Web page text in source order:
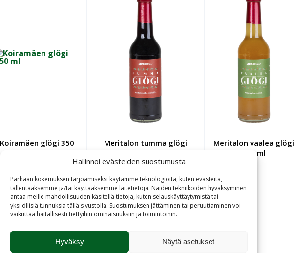
Hallinnoi evästeiden suostumusta
Parhaan kokemuksen tarjoamiseksi käytämme teknologioita, kuten evästeitä,
tallentaaksemme ja/tai käyttääksemme laitetietoja. Näiden tekniikoiden hyväksyminen
antaa meille mahdollisuuden käsitellä tietoja, kuten selauskäyttäytymistä tai
yksilöllisiä tunnuksia tällä sivustolla. Suostumuksen jättäminen tai peruuttaminen voi
vaikuttaa haitallisesti tiettyihin ominaisuuksiin ja toimintoihin.
Hyväksy Näytä asetukset
Koiramäen glögi 350
Meritalon tumma glögi
Meritalon vaalea glögi
350 ml